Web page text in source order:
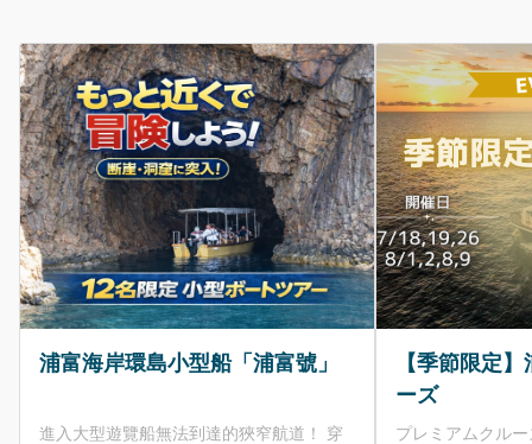
【季節限定】浦富海岸夕日クル
プレミアムクルーズ「Muse」にて浦富海
お手軽ワクワ
遊覧船乗り場近く